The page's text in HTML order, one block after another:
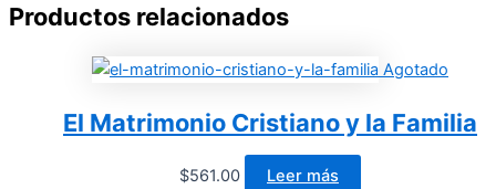
Productos relacionados
Agotado
El Matrimonio Cristiano y la Familia
$561.00 Leer más